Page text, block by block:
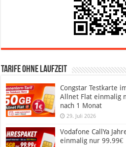
Tarife ohne Laufzeit
Congstar Testkarte
Allnet Flat einmalig
nach 1 Monat
29. Juli 2026
Vodafone CallYa
einmalig nur 99.99€